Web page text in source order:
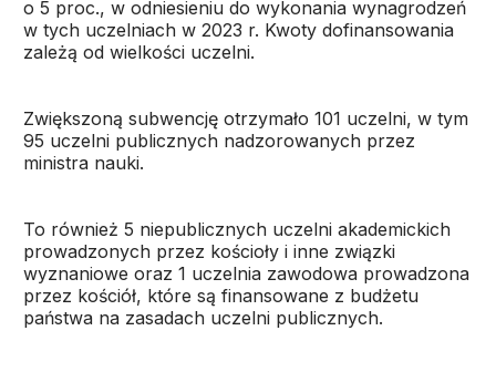
o 5 proc., w odniesieniu do wykonania wynagrodzeń
w tych uczelniach w 2023 r. Kwoty dofinansowania
zależą od wielkości uczelni.
Zwiększoną subwencję otrzymało 101 uczelni, w tym
95 uczelni publicznych nadzorowanych przez
ministra nauki.
To również 5 niepublicznych uczelni akademickich
prowadzonych przez kościoły i inne związki
wyznaniowe oraz 1 uczelnia zawodowa prowadzona
przez kościół, które są finansowane z budżetu
państwa na zasadach uczelni publicznych.